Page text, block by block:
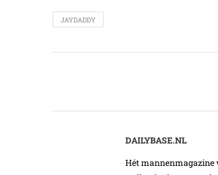
JAYDADDY
DAILYBASE.NL
Hét mannenmagazine